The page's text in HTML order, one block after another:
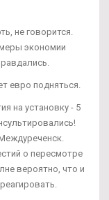
не говорится.
экономии
евро подняться.
на установку - 5
о пересмотре
вероятно, что и